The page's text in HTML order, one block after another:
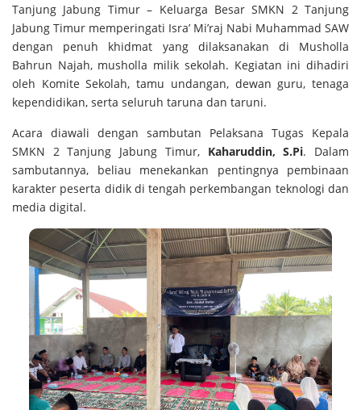
Tanjung Jabung Timur – Keluarga BesarSMKN 2 Tanjung
Jabung Timur memperingati Isra’ Mi’raj Nabi Muhammad SAW
dengan penuh khidmat yang dilaksanakan di Musholla
Bahrun Najah, musholla milik sekolah. Kegiatan ini dihadiri
oleh Komite Sekolah, tamu undangan, dewan guru, tenaga
kependidikan, serta seluruh taruna dan taruni.
Acara diawali dengan sambutan Pelaksana Tugas Kepala
SMKN 2 Tanjung Jabung Timur, Kaharuddin, S.Pi. Dalam
sambutannya, beliau menekankan pentingnya pembinaan
karakter peserta didik di tengah perkembangan teknologi dan
media digital.